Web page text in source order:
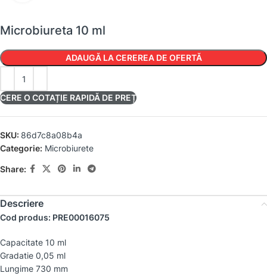
Microbiureta 10 ml
ADAUGĂ LA CEREREA DE OFERTĂ
CERE O COTAȚIE RAPIDĂ DE PREȚ
SKU: 86d7c8a08b4a
Categorie: Microbiurete
Share:
Descriere
Cod produs: PRE00016075
Capacitate 10 ml
Gradatie 0,05 ml
Lungime 730 mm